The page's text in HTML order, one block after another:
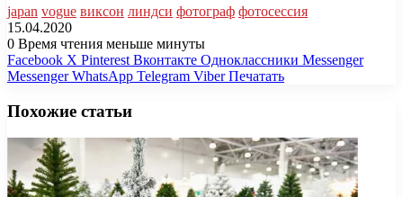
japan vogue виксон линдси фотограф фотосессия
15.04.2020
0 Время чтения меньше минуты
Facebook X Pinterest Вконтакте Одноклассники Messenger
Messenger WhatsApp Telegram Viber Печатать
Похожие статьи